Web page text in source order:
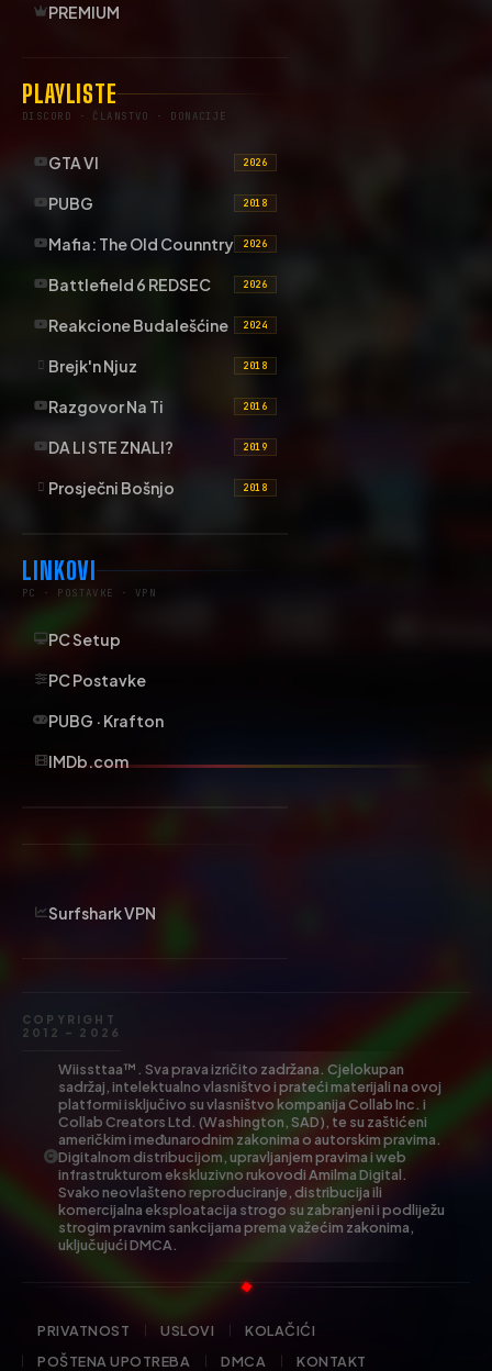
PREMIUM
PLAYLISTE
DISCORD · ČLANSTVO · DONACIJE
GTA VI 2026
PUBG 2018
Mafia: The Old Counntry 2026
Battlefield 6 REDSEC 2026
Reakcione Budalešćine 2024
Brejk'n Njuz 2018
Razgovor Na Ti 2016
DA LI STE ZNALI? 2019
Prosječni Bošnjo 2018
LINKOVI
PC · POSTAVKE · VPN
PC Setup
PC Postavke
PUBG · Krafton
IMDb.com
Surfshark VPN
COPYRIGHT
2012 – 2026
Wiissttaa™. Sva prava izričito zadržana. Cjelokupan
sadržaj, intelektualno vlasništvo i prateći materijali na ovoj
platformi isključivo su vlasništvo kompanija Collab Inc. i
Collab Creators Ltd. (Washington, SAD), te su zaštićeni
američkim i međunarodnim zakonima o autorskim pravima.
Digitalnom distribucijom, upravljanjem pravima i web
infrastrukturom ekskluzivno rukovodi Amilma Digital.
Svako neovlašteno reproduciranje, distribucija ili
komercijalna eksploatacija strogo su zabranjeni i podliježu
strogim pravnim sankcijama prema važećim zakonima,
uključujući DMCA.
PRIVATNOST USLOVI
KOLAČIĆI
POŠTENA UPOTREBA
DMCA KONTAKT